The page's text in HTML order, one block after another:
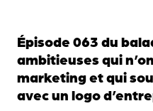
Épisode 063 du
ambitieuses qui
marketing et qui
avec un logo